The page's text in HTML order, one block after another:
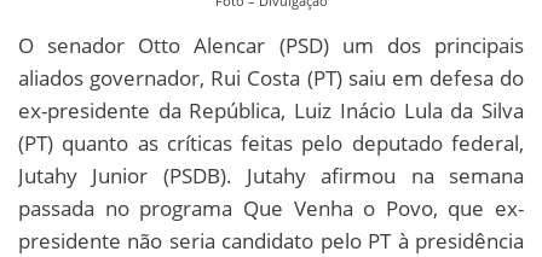
O senador Otto Alencar (PSD) um dos principais
aliados governador, Rui Costa (PT) saiu em defesa do
ex-presidente da República, Luiz Inácio Lula da Silva
(PT) quanto as críticas feitas pelo deputado federal,
Jutahy Junior (PSDB). Jutahy afirmou na semana
passada no programa Que Venha o Povo, que ex-
presidente não seria candidato pelo PT à presidência